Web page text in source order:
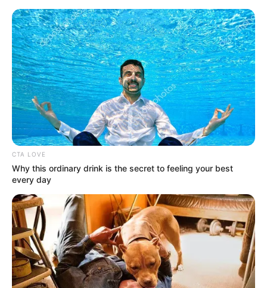
Подія, за словами автора відео, мала місце на
вулиці Українській, 35. Жінка, яка звернулася до ГО
Центр Закарпатських розслідувань ЦЕЗАР,
розповіла, що гумдопомогу розвантажували
громадяни на ім’я Мирослав та Ольга Пожо. Однак,
після того, як помітили, що їх знімають, почали
завантажувати коробки з допомогою у авто.
CTA LOVE
Why this ordinary drink is the secret to feeling your best
every day